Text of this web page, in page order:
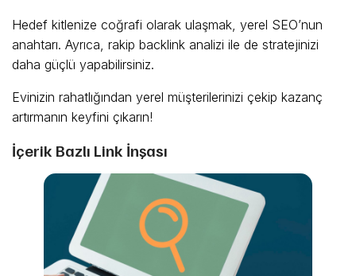
Hedef kitlenize coğrafi olarak ulaşmak, yerel SEO’nun
anahtarı. Ayrıca, rakip backlink analizi ile de stratejinizi
daha güçlü yapabilirsiniz.
Evinizin rahatlığından yerel müşterilerinizi çekip kazanç
artırmanın keyfini çıkarın!
İçerik Bazlı Link İnşası